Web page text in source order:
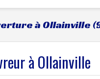
à Ollainville
à Ollainville